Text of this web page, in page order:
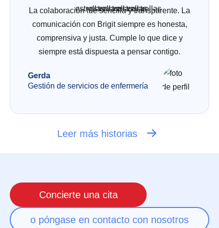
La colaboración fue sencilla y transparente. La
comunicación con Brigit siempre es honesta,
comprensiva y justa. Cumple lo que dice y
siempre está dispuesta a pensar contigo.
Gerda
Gestión de servicios de enfermería
Leer más historias
Concierte una cita
o póngase en contacto con nosotros